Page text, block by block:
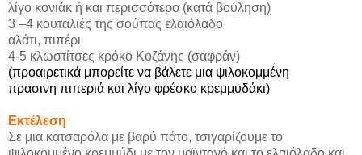
λίγο κονιάκ ή και περισσότερο (κατά βούληση)
3 –4 κουταλιές της σούπας ελαιόλαδο
αλάτι, πιπέρι
4-5 κλωστίτσες κρόκο Κοζάνης (σαφράν)
(προαιρετικά μπορείτε να βάλετε μια ψιλοκομμένη
πρασινη πιπεριά και λίγο φρέσκο κρεμμυδάκι)
Εκτέλεση
Σε μια κατσαρόλα με βαρύ πάτο, τσιγαρίζουμε το